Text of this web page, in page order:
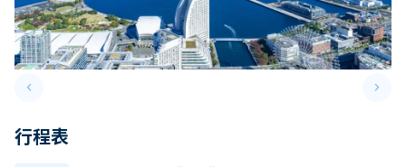
keyboard_arrow_leftPrevious slide keyboard_arrow_right
行程表